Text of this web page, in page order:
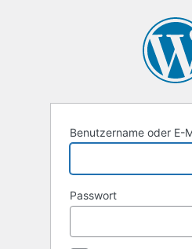
Benutzername oder E-
Passwort